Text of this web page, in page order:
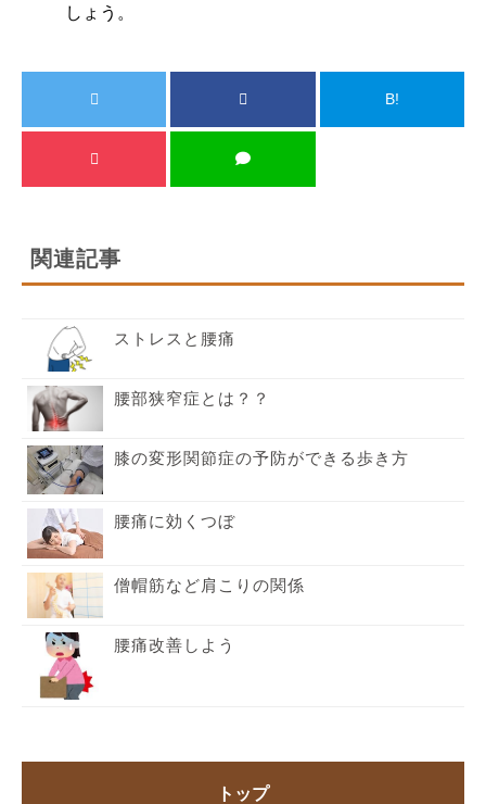
しょう。
B!
関連記事
ストレスと腰痛
腰部狭窄症とは？？
膝の変形関節症の予防ができる歩き方
腰痛に効くつぼ
僧帽筋など肩こりの関係
腰痛改善しよう
トップ